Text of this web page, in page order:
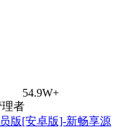
54.9W+
理者